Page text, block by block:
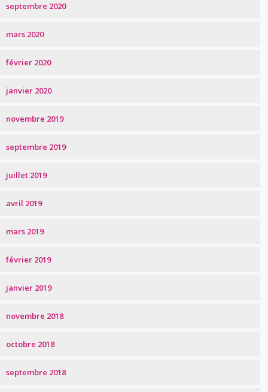
septembre 2020
mars 2020
février 2020
janvier 2020
novembre 2019
septembre 2019
juillet 2019
avril 2019
mars 2019
février 2019
janvier 2019
novembre 2018
octobre 2018
septembre 2018